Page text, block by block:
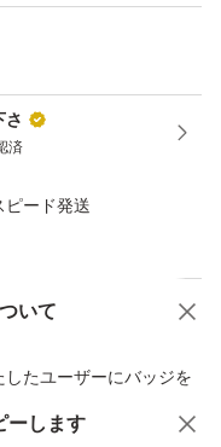
さ
済
ピード発送
いて
たユーザーにバッジを
商品への質問
ーします